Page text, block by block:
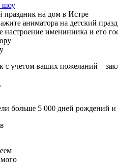
шоу
праздник на дом в Истре
аниматора на детский
настроение именинника и его
с учетом ваших пожеланий –
больше 5 000 дней рождений